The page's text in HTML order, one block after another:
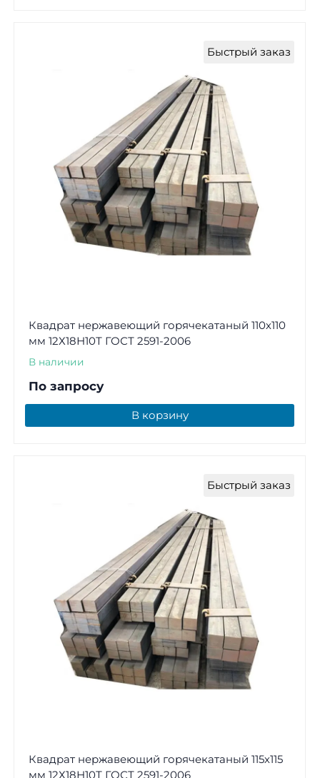
Быстрый заказ
Квадрат нержавеющий горячекатаный 110х110
мм 12Х18Н10Т ГОСТ 2591-2006
В наличии
По запросу
В корзину
Быстрый заказ
Квадрат нержавеющий горячекатаный 115х115
мм 12Х18Н10Т ГОСТ 2591-2006